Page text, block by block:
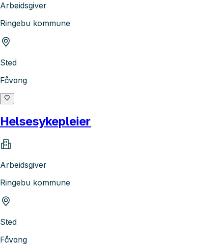
Arbeidsgiver
Ringebu kommune
Sted
Fåvang
Helsesykepleier
Arbeidsgiver
Ringebu kommune
Sted
Fåvang